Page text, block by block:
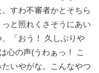
すわ不審者かとそちら
と照れくさそうにあい
「おう！ 久しぶりや
心の声(うわぁっ！ こ
いやがな。こんなやつ